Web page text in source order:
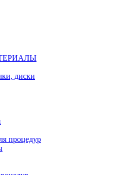
диски
процедур